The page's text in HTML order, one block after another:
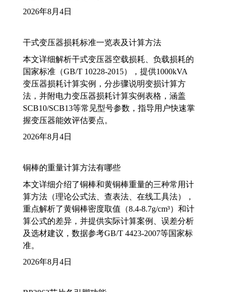
2026年8月4日
干式变压器损耗标准一览表及计算方法
本文详细解析干式变压器空载损耗、负载损耗的
国家标准（GB/T 10228-2015），提供1000kVA
变压器损耗计算实例，分步骤说明变损计算方
法，并附电力变压器损耗计算实例表格，涵盖
SCB10/SCB13等常见型号参数，指导用户快速掌
握变压器能效评估要点。
2026年8月4日
铜棒的重量计算方法有哪些
本文详细介绍了铜棒和黄铜棒重量的三种常用计
算方法（理论公式法、查表法、在线工具法），
重点解析了黄铜棒密度取值（8.4-8.7g/cm³）和计
算公式的差异，并提供实际计算案例、误差分析
及选材建议，数据参考GB/T 4423-2007等国家标
准。
2026年8月4日